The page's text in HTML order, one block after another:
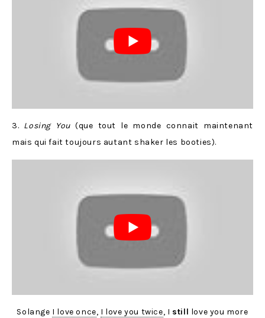
3. Losing You(que tout le monde connait maintenant
mais qui fait toujours autant shaker les booties).
Solange I love once, I love you twice, I still love you more